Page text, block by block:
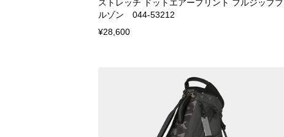
ストレッチ ドットエアープリント フルジップブ
ルゾン 044-53212
¥28,600